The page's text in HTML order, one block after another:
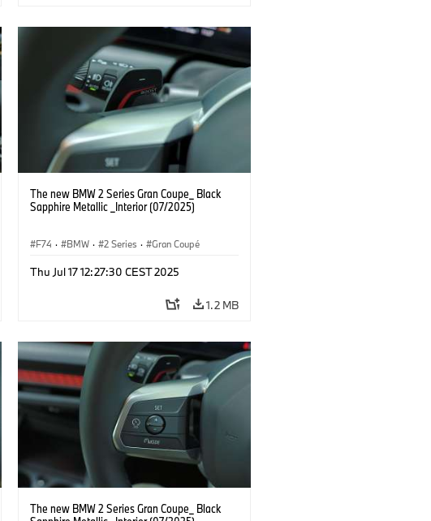
The new BMW 2 Series Gran Coupe_ Black
Sapphire Metallic _Interior (07/2025)
F74 · BMW · 2 Series · Gran Coupé
Thu Jul 17 12:27:30 CEST 2025
1.2 MB
The new BMW 2 Series Gran Coupe_ Black